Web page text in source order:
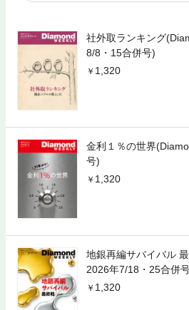
社外取ランキング
8/8・15合併号)
1,320
金利１％の世界
号)
1,320
地銀再編サバイバル
2026年7/18・25合併
1,320